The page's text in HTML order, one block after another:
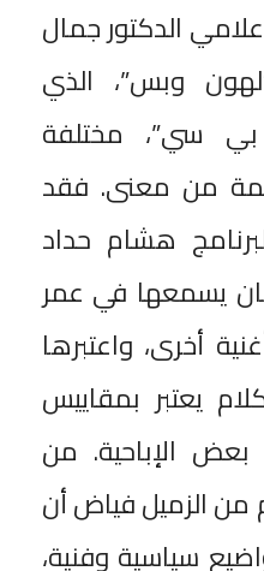
الدكتور جمال
وبس”، الذي
سي”، مختلفة
من معنى. فقد
هشام حداد
يسمعها في عمر
أخرى، واعتبرها
يعتبر بمقاييس
بعض الإباحية. من
الزميل فياض أن
سياسية وفنية،